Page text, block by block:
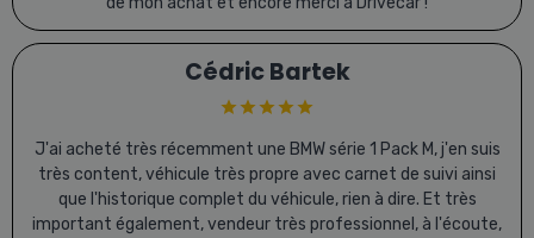
Cédric Bartek
J'ai acheté très récemment une BMW série 1 Pack M, j'en suis
très content, véhicule très propre avec carnet de suivi ainsi
que l'historique complet du véhicule, rien à dire. Et très
important également, vendeur très professionnel, à l'écoute,